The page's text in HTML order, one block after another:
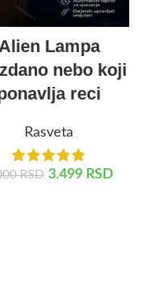
Alien Lampa
nebo koji
reci
Rasveta
RSD 3.499 RSD